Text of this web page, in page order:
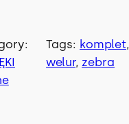
Tags: komplet,
welur, zebra